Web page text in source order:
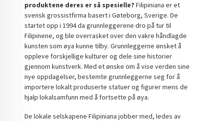
produktene deres er så spesielle? Filipiniana er et
svensk grossistfirma basert i Gøteborg, Sverige. De
startet opp i 1994 da grunnleggerene dro på tur til
Filipinene, og ble overrasket over den vakre håndlagde
kunsten som øya kunne tilby. Grunnleggerne ønsket å
oppleve forskjellige kulturer og dele sine historier
gjennom kunstverk. Med et ønske om å vise verden sine
nye oppdagelser, bestemte grunnleggerne seg for å
importere lokalt produserte statuer og figurer mens de
hjalp lokalsamfunn med å fortsette på øya.
De lokale selskapene Filipiniana jobber med, ledes av